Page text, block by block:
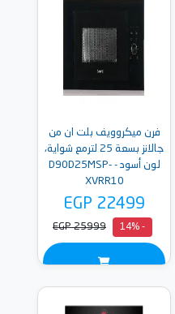
فرن ميكروويف بلت ان من
جالانز بسعة 25 لترمع شواية،
لون أسود - D90D25MSP-
XVRR10
EGP 22499
- 14%
EGP 25999